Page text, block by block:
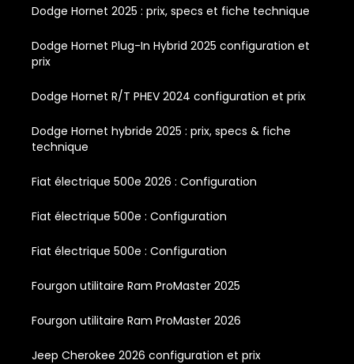
Dodge Hornet 2025 : prix, specs et fiche technique
Dodge Hornet Plug-In Hybrid 2025 configuration et
prix
Dodge Hornet R/T PHEV 2024 configuration et prix
Dodge Hornet hybride 2025 : prix, specs & fiche
technique
Fiat électrique 500e 2026 : Configuration
Fiat électrique 500e : Configuration
Fiat électrique 500e : Configuration
Fourgon utilitaire Ram ProMaster 2025
Fourgon utilitaire Ram ProMaster 2026
Jeep Cherokee 2026 configuration et prix